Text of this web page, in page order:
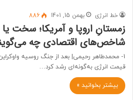
خط انرژی بهمن 15, 1401 886
زمستانِ اروپا و آمریکا؛ سخت
شاخص‌های اقتصادی چه
قیمت انرژی به‌گونه‌ای رشد کرد…
بیشتر بخوانید »